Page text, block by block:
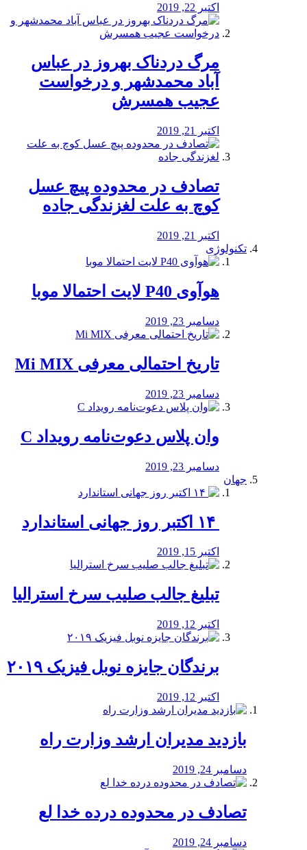
اکتبر 22, 2019
مرگ دردناک بهروز در عباس
آباد محمدشهر و درخواست
عجیب همسرش
اکتبر 21, 2019
تصادف در محدوده پیچ عسل
کوچ به علت لغزندگی جاده
اکتبر 21, 2019
تکنولوژی
هوآوی P40 لایت احتمالا موبا
دسامبر 23, 2019
تاریخ احتمالی معرفی Mi MIX
دسامبر 23, 2019
وان پلاس دعوت‌نامه رویداد C
دسامبر 23, 2019
جهان
اکتبر 15, 2019
تبلیغ جالب صلیب سرخ استرالیا
اکتبر 12, 2019
برندگان جایزه نوبل فیزیک ۲۰۱۹
اکتبر 12, 2019
بازدید مدیران ارشد وزارت راه
دسامبر 24, 2019
تصادف در محدوده درده خدا لع
دسامبر 24, 2019